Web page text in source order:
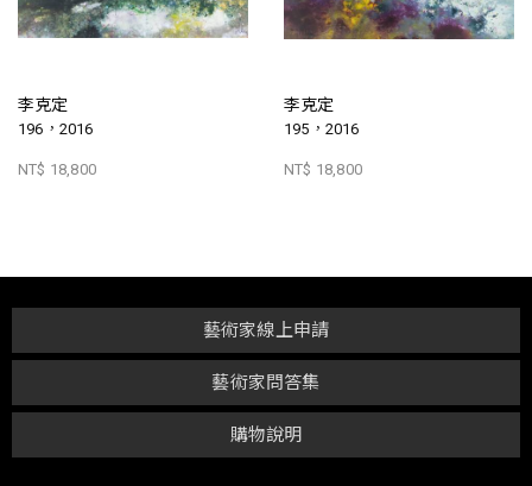
李克定
196，2016
NT$ 18,800
李克定
195，2016
NT$ 18,800
購物說明
藝術家問答集
藝術家線上申請